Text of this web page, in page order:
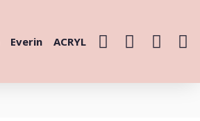
Everin ACRYL